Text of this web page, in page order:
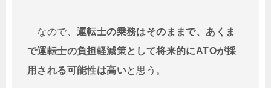
なので、 運転士の乗務はそのままで、あくま
で運転士の負担軽減策として将来的にATOが採
用される可能性は高いと思う。